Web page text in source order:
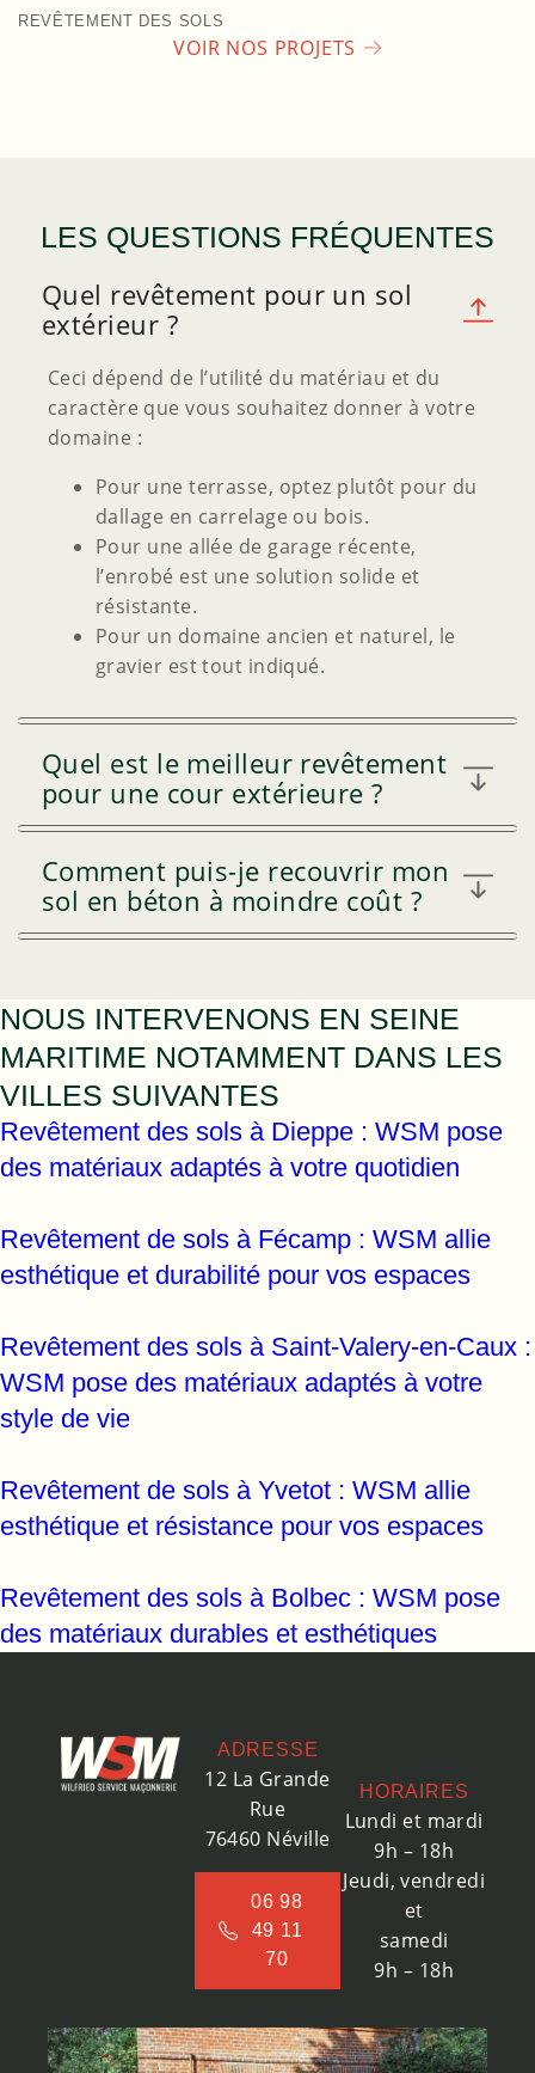
REVÊTEMENT DES SOLS
VOIR NOS PROJETS
LES QUESTIONS FRÉQUENTES
Quel revêtement pour un sol
extérieur ?
Ceci dépend de l’utilité du matériau et du
caractère que vous souhaitez donner à votre
domaine :
Pour une terrasse, optez plutôt pour du
dallage en carrelage ou bois.
Pour une allée de garage récente,
l’enrobé est une solution solide et
résistante.
Pour un domaine ancien et naturel, le
gravier est tout indiqué.
Quel est le meilleur revêtement
pour une cour extérieure ?
Comment puis-je recouvrir mon
sol en béton à moindre coût ?
NOUS INTERVENONS EN SEINE
MARITIME NOTAMMENT DANS LES
VILLES SUIVANTES
Revêtement des sols à Dieppe : WSM pose
des matériaux adaptés à votre quotidien
Revêtement de sols à Fécamp : WSM allie
esthétique et durabilité pour vos espaces
Revêtement des sols à Saint-Valery-en-Caux :
WSM pose des matériaux adaptés à votre
style de vie
Revêtement de sols à Yvetot : WSM allie
esthétique et résistance pour vos espaces
Revêtement des sols à Bolbec : WSM pose
des matériaux durables et esthétiques
ADRESSE
12 La Grande
Rue
76460 Néville
06 98
49 11
70
HORAIRES
Lundi et mardi
9h – 18h
Jeudi, vendredi
et
samedi
9h – 18h